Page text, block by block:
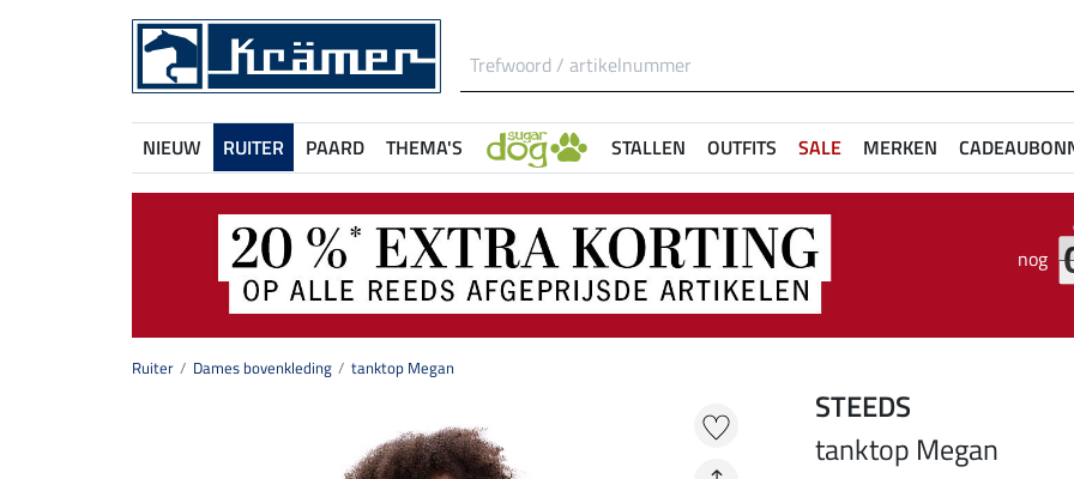
NIEUW RUITER PAARD THEMA'S STALLEN OUTFITS SALE MERKEN
nog
Ruiter Dames bovenkleding tanktop Megan
STEEDS
tanktop Megan